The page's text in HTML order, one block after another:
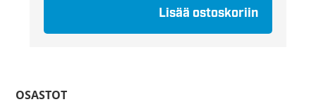
Lisää ostoskoriin
OSASTOT